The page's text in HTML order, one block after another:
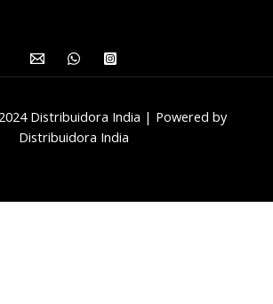
Distribuidora India | Powered by
Distribuidora India